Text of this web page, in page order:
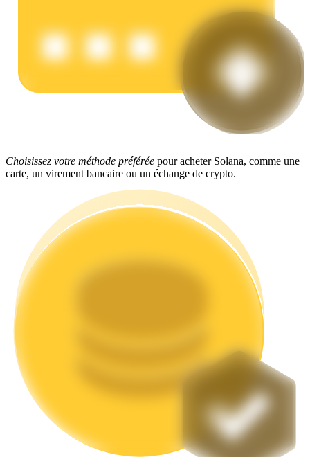
Cochon de puissance
Gagnez quotidiennement des récompenses compétitives
Jalonnement
Des rendements élevés et un accès instantané
Launchpool
Staking flexible pour gagner des jetons populaires
Choisissez votre méthode préférée pour acheter Solana, comme une
carte, un virement bancaire ou un échange de crypto.